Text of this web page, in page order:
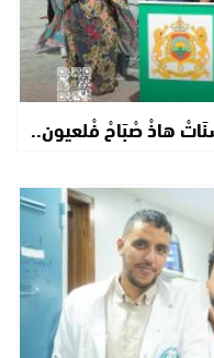
هاذْ صْبَاحْ فْلعيون..